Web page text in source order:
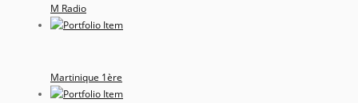
M Radio
Martinique 1ère